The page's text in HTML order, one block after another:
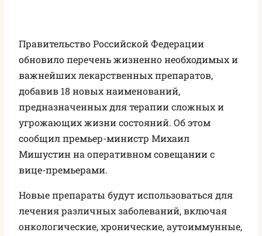
Правительство Российской Федерации
обновило перечень жизненно необходимых и
важнейших лекарственных препаратов,
добавив 18 новых наименований,
предназначенных для терапии сложных и
угрожающих жизни состояний. Об этом
сообщил премьер-министр Михаил
Мишустин на оперативном совещании с
вице-премьерами.
Новые препараты будут использоваться для
лечения различных заболеваний, включая
онкологические, хронические, аутоиммунные,